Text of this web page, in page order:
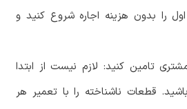
اول را بدون هزینه اجاره شروع کنید و
تامین کنید: لازم نیست از ابتدا
باشید.قطعات ناشناخته را با تعمیر هر